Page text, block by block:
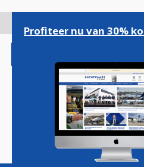
gaan
Magazine
Profiteer nu van 30%